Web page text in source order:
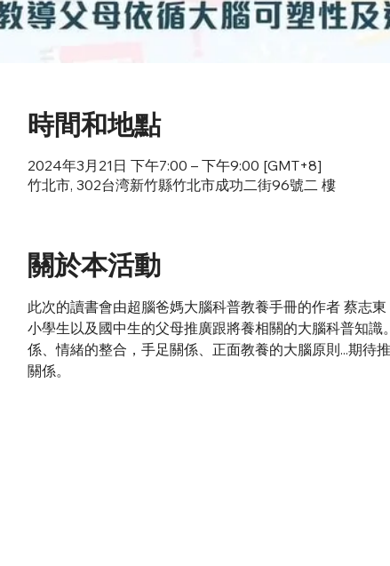
時間和地點
2024年3月21日 下午7:00 – 下午9:00 [GMT+8]
竹北市, 302台湾新竹縣竹北市成功二街96號二 樓
關於本活動
此次的讀書會由超腦爸媽大腦科普教養手冊的作者 蔡志
小學生以及國中生的父母推廣跟將養相關的大腦科普知
係、情緒的整合，手足關係、正面教養的大腦原則...期待
關係。